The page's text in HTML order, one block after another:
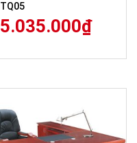
TQ05
5.035.000₫